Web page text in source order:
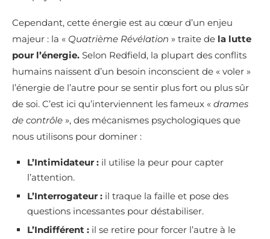
Cependant, cette énergie est au cœur d’un enjeu
majeur : la « Quatrième Révélation » traite de la lutte
pour l’énergie. Selon Redfield, la plupart des conflits
humains naissent d’un besoin inconscient de « voler »
l’énergie de l’autre pour se sentir plus fort ou plus sûr
de soi. C’est ici qu’interviennent les fameux « drames
de contrôle », des mécanismes psychologiques que
nous utilisons pour dominer :
L’Intimidateur : il utilise la peur pour capter
l’attention.
L’Interrogateur : il traque la faille et pose des
questions incessantes pour déstabiliser.
L’Indifférent : il se retire pour forcer l’autre à le